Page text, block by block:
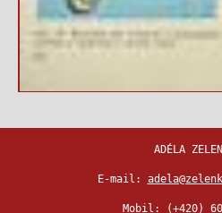
ADÉLA
E-mail:
Mobil: (+420)